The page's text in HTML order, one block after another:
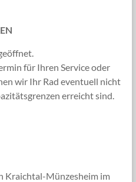
für Ihren Service oder
wir Ihr Rad eventuell nicht
erreicht sind.
Kraichtal-Münzesheim im